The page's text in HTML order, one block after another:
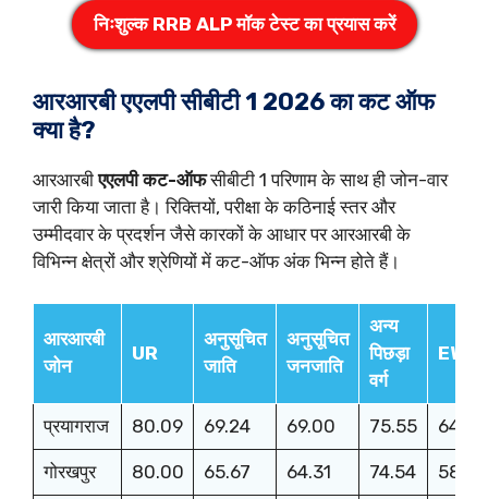
निःशुल्क RRB ALP मॉक टेस्ट का प्रयास करें
आरआरबी एएलपी सीबीटी 1 2026 का कट ऑफ
क्या है?
आरआरबीएएलपी कट-ऑफसीबीटी 1 परिणाम के साथ ही जोन-वार
जारी किया जाता है। रिक्तियों, परीक्षा के कठिनाई स्तर और
उम्मीदवार के प्रदर्शन जैसे कारकों के आधार पर आरआरबी के
विभिन्न क्षेत्रों और श्रेणियों में कट-ऑफ अंक भिन्न होते हैं।
आरआरबी
जोन
UR
अनुसूचित
जाति
अनुसूचित
जनजाति
अन्य
पिछड़ा
वर्ग
EWS
प्रयागराज 80.09 69.24 69.00 75.55 64.44
गोरखपुर 80.00 65.67 64.31 74.54 58.21